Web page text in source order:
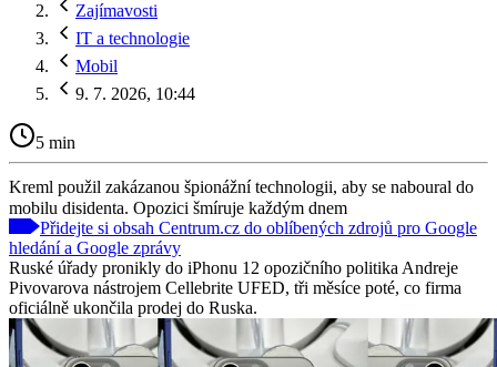
Zajímavosti
IT a technologie
Mobil
9. 7. 2026, 10:44
5 min
Kreml použil zakázanou špionážní technologii, aby se naboural do
mobilu disidenta. Opozici šmíruje každým dnem
Přidejte si obsah Centrum.cz do oblíbených zdrojů pro Google
hledání a Google zprávy
Ruské úřady pronikly do iPhonu 12 opozičního politika Andreje
Pivovarova nástrojem Cellebrite UFED, tři měsíce poté, co firma
oficiálně ukončila prodej do Ruska.